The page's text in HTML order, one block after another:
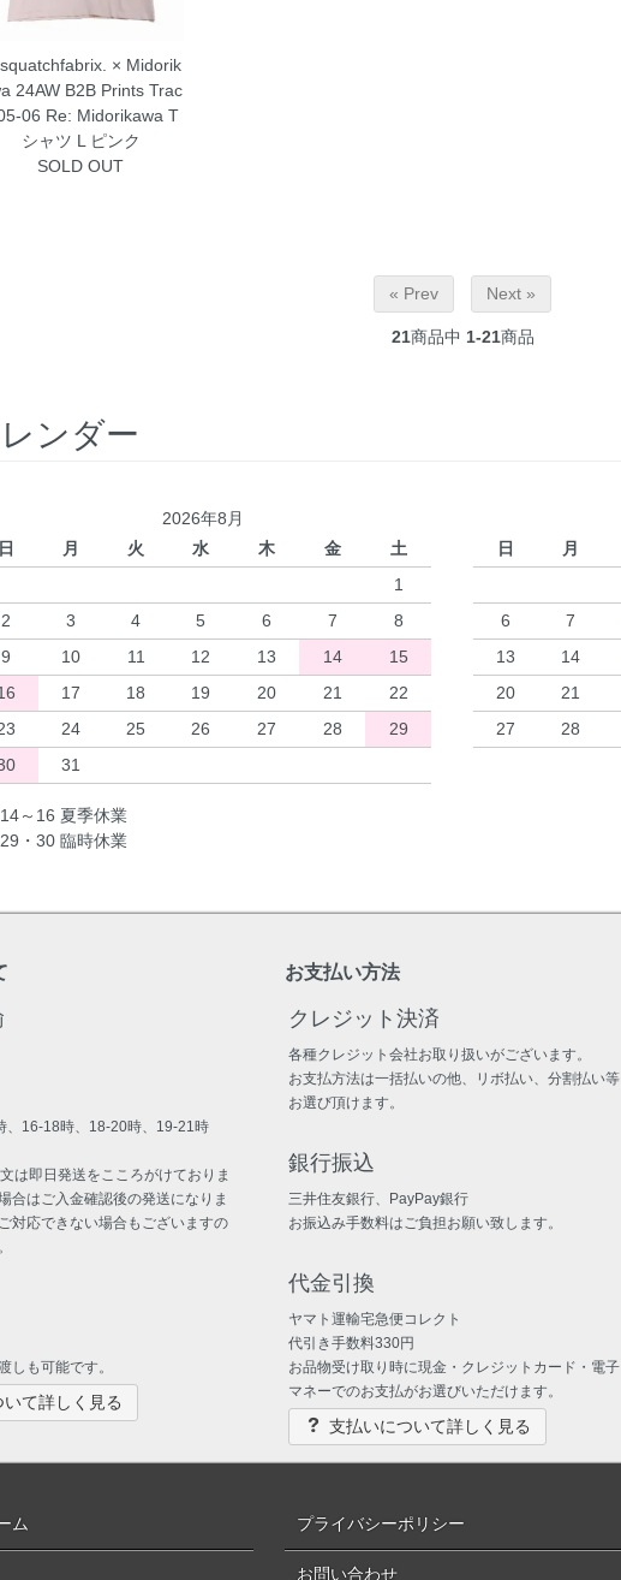
× Midorik
24AW B2B Prints Trac
06 Re: Midorikawa T
シャツ L ピンク
SOLD OUT
« Prev Next »
21商品中 1-21商品
ンダー
2026年8月
月 火 水 木 金
土
1
2
3 4 5 6 7
8
9
10 11 12 13 14
15
17 18 19 20 21
22
24 25 26 27 28
29
31
日
月
6
7
13
14
20
21
27
28
～16 夏季休業
・30 臨時休業
、16-18時、18-20時、19-21時
は即日発送をこころがけておりま
合はご入金確認後の発送になりま
対応できない場合もございますの
しも可能です。
て詳しく見る
お支払い方法
クレジット決済
各種クレジット会社お取り扱いがございます。
お支払方法は一括払いの他、リボ払い、分割払い等
お選び頂けます。
銀行振込
三井住友銀行、PayPay銀行
お振込み手数料はご負担お願い致します。
代金引換
ヤマト運輸宅急便コレクト
代引き手数料330円
お品物受け取り時に現金・クレジットカード・電子
マネーでのお支払がお選びいただけます。
支払いについて詳しく見る
ム プライバシーポリシー
お問い合わせ